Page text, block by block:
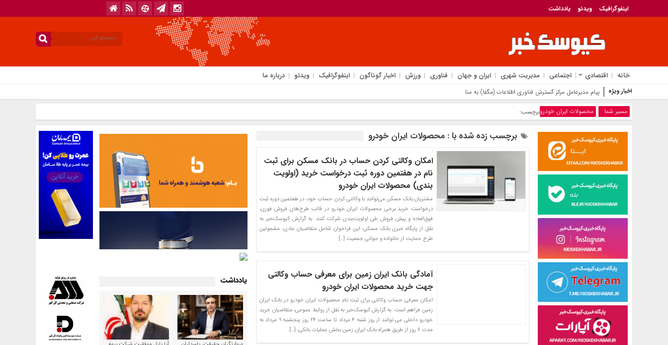
اینفوگرافیک ویدئو یادداشت
خانه اقتصادی اجتماعی مدیریت شهری ایران و جهان فناوری ورزش اخبار گوناگون اینفوگرافیک ویدئو درباره ما
اخبار ویژه پیام مدیرعامل مرکز گسترش فناوری اطلاعات (مگفا) به مناسبت روز خبرنگار
مسیر شما برچسب:محصولات ایران خودرو
برچسب زده شده با : محصولات ایران خودرو
امکان وکالتی کردن حساب در بانک مسکن برای ثبت
نام در هفتمین دوره ثبت درخواست خرید (اولویت
بندی) محصولات ایران خودرو
مشتریان بانک مسکن می‌توانند با وکالتی کردن حساب خود، در هفتمین دوره ثبت
درخواست خرید برخی محصولات ایران خودرو در قالب طرح‌های فروش فوری،
فوق‌العاده و پیش فروش طی اولویت‌بندی شرکت کنند. به گزارش کیوسک‌خبر به
نقل از پایگاه خبری بانک مسکن؛ این فراخوان شامل متقاضیان عادی، مشمولین
طرح حمایت از خانواده و جوانی جمعیت […]
آمادگی بانک ایران زمین برای معرفی حساب وکالتی
جهت خرید محصولات ایران خودرو
امکان معرفی حساب وکالتی برای ثبت نام محصولات ایران خودرو در بانک ایران
زمین فراهم است. به گزارش کیوسک‌خبر به نقل از روابط عمومی؛ متقاضیان خرید
خودرو داخلی می توانند از روز شنبه ۴ مرداد تا ساعت ۲۴ روز پنجشنبه ۹ مرداد به
مدت ۶ روز از طریق همراه بانک ایران زمین بخش عملیات بانکی، […]
یادداشت